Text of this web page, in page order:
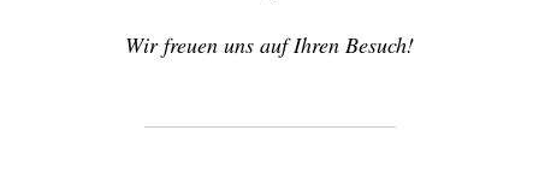
Wir freuen uns auf Ihren Besuch!